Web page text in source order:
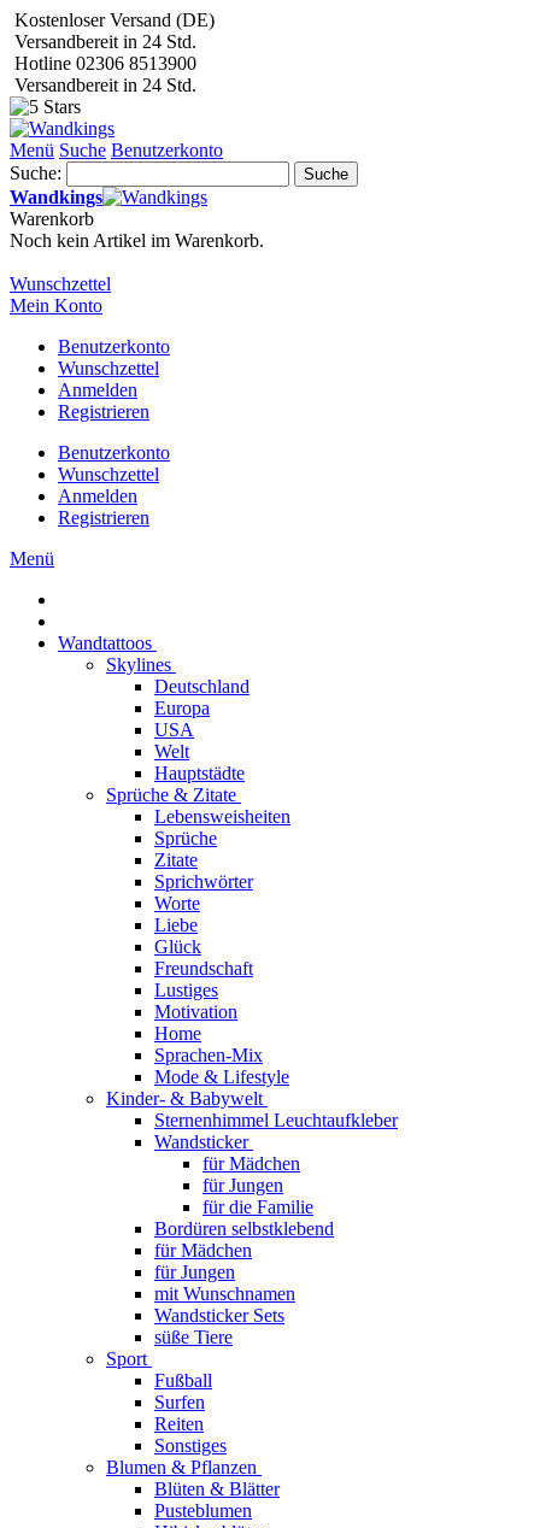
Kostenloser Versand (DE)
Versandbereit in 24 Std.
Hotline 02306 8513900
Versandbereit in 24 Std.
Menü Suche Benutzerkonto
Suche:
Suche
Wandkings
Warenkorb
Noch kein Artikel im Warenkorb.
Wunschzettel
Mein Konto
Benutzerkonto
Wunschzettel
Anmelden
Registrieren
Benutzerkonto
Wunschzettel
Anmelden
Registrieren
Menü
Wandtattoos
Skylines
Deutschland
Europa
USA
Welt
Hauptstädte
Sprüche & Zitate
Lebensweisheiten
Sprüche
Zitate
Sprichwörter
Worte
Liebe
Glück
Freundschaft
Lustiges
Motivation
Home
Sprachen-Mix
Mode & Lifestyle
Kinder- & Babywelt
Sternenhimmel Leuchtaufkleber
Wandsticker
für Mädchen
für Jungen
für die Familie
Bordüren selbstklebend
für Mädchen
für Jungen
mit Wunschnamen
Wandsticker Sets
süße Tiere
Sport
Fußball
Surfen
Reiten
Sonstiges
Blumen & Pflanzen
Blüten & Blätter
Pusteblumen